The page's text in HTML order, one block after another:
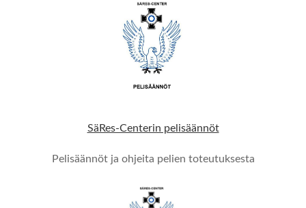
SäRes-Centerin pelisäännöt
Pelisäännöt ja ohjeita pelien toteutuksesta